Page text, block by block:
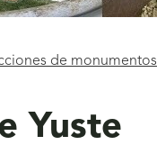
de monumentos
Yuste